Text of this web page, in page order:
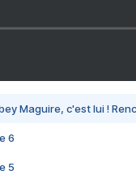
Maguire, c'est lui !
6
5